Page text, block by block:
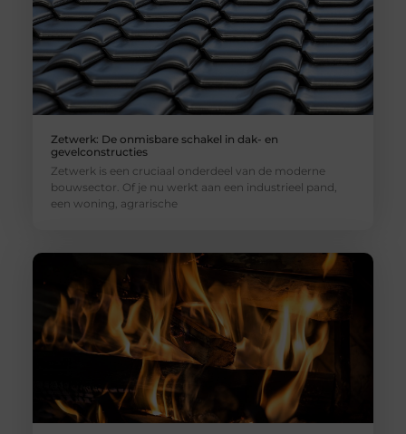
Zetwerk: De onmisbare schakel in dak- en
gevelconstructies
Zetwerk is een cruciaal onderdeel van de moderne
bouwsector. Of je nu werkt aan een industrieel pand,
een woning, agrarische